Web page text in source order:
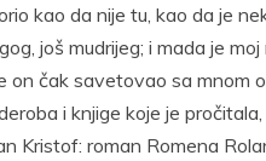
kao da nije tu, kao da je
još mudrijeg; i mada je
on čak savetovao sa mnom
i knjige koje je
Kristof: roman Romena